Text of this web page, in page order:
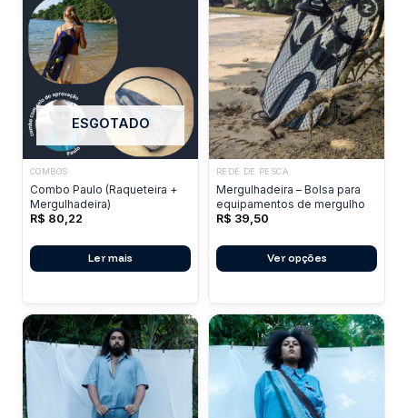
ESGOTADO
COMBOS
Combo Paulo (Raqueteira +
Mergulhadeira)
R$ 80,22
Ler mais
REDE DE PESCA
Mergulhadeira – Bolsa para
equipamentos de mergulho
R$ 39,50
Ver opções
Este
produto
tem
várias
variantes.
opções
podem
escolhidas